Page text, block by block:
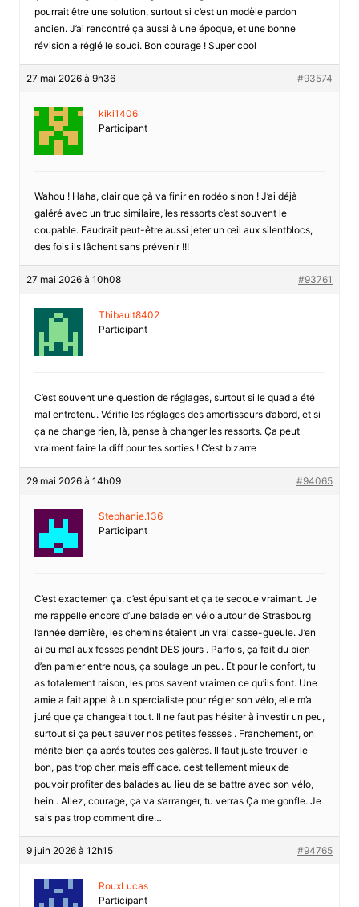
pourrait être une solution, surtout si c’est un modèle pardon
ancien. J’ai rencontré ça aussi à une époque, et une bonne
révision a réglé le souci. Bon courage ! Super cool
27 mai 2026 à 9h36 #93574
kiki1406
Participant
Wahou ! Haha, clair que çà va finir en rodéo sinon ! J’ai déjà
galéré avec un truc similaire, les ressorts c’est souvent le
coupable. Faudrait peut-être aussi jeter un œil aux silentblocs,
des fois ils lâchent sans prévenir !!!
27 mai 2026 à 10h08 #93761
Thibault8402
Participant
C’est souvent une question de réglages, surtout si le quad a été
mal entretenu. Vérifie les réglages des amortisseurs d’abord, et si
ça ne change rien, là, pense à changer les ressorts. Ça peut
vraiment faire la diff pour tes sorties ! C’est bizarre
29 mai 2026 à 14h09 #94065
Stephanie.136
Participant
C’est exactemen ça, c’est épuisant et ça te secoue vraimant. Je
me rappelle encore d’une balade en vélo autour de Strasbourg
l’année dernière, les chemins étaient un vrai casse-gueule. J’en
ai eu mal aux fesses pendnt DES jours . Parfois, ça fait du bien
d’en pamler entre nous, ça soulage un peu. Et pour le confort, tu
as totalement raison, les pros savent vraimen ce qu’ils font. Une
amie a fait appel à un spercialiste pour régler son vélo, elle m’a
juré que ça changeait tout. Il ne faut pas hésiter à investir un peu,
surtout si ça peut sauver nos petites fessses . Franchement, on
mérite bien ça aprés toutes ces galères. Il faut juste trouver le
bon, pas trop cher, mais efficace. cest tellement mieux de
pouvoir profiter des balades au lieu de se battre avec son vélo,
hein . Allez, courage, ça va s’arranger, tu verras Ça me gonfle. Je
sais pas trop comment dire…
9 juin 2026 à 12h15 #94765
RouxLucas
Participant